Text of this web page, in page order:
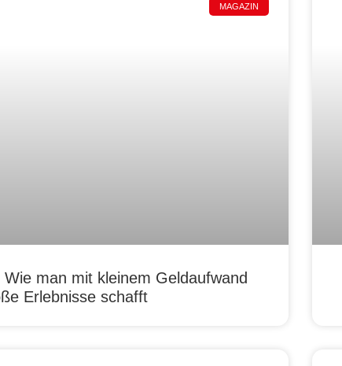
MAGAZIN
man mit kleinem Geldaufwand
Erlebnisse schafft